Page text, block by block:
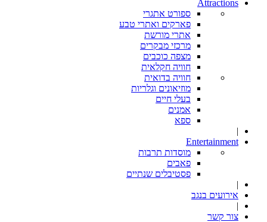
Attractions
ספורט אתגרי
פארקים ואתרי טבע
אתרי מורשת
מרכזי מבקרים
מצפה כוכבים
חוויה חקלאית
חוויה בדואית
מוזיאונים וגלריות
בעלי חיים
אמנים
ספא
|
Entertainment
מוסדות תרבות
פאבים
פסטיבלים שנתיים
|
אירועים בנגב
|
צור קשר